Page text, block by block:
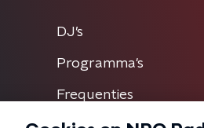
DJ’s
Programma's
Frequenties